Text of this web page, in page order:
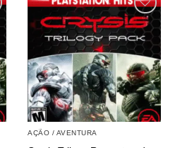
tem
várias
variantes.
opções
podem
ser
escolhidas
AÇÃO / AVENTURA